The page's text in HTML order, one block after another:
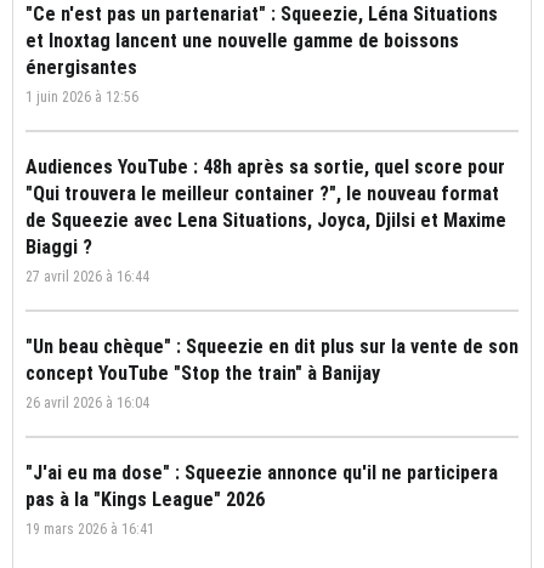
"Ce n'est pas un partenariat" : Squeezie, Léna Situations
et Inoxtag lancent une nouvelle gamme de boissons
énergisantes
1 juin 2026 à 12:56
Audiences YouTube : 48h après sa sortie, quel score pour
"Qui trouvera le meilleur container ?", le nouveau format
de Squeezie avec Lena Situations, Joyca, Djilsi et Maxime
Biaggi ?
27 avril 2026 à 16:44
"Un beau chèque" : Squeezie en dit plus sur la vente de son
concept YouTube "Stop the train" à Banijay
26 avril 2026 à 16:04
"J'ai eu ma dose" : Squeezie annonce qu'il ne participera
pas à la "Kings League" 2026
19 mars 2026 à 16:41